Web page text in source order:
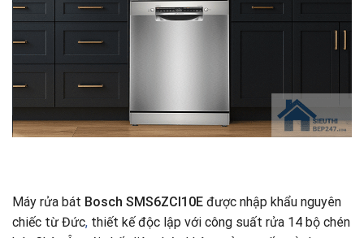
Máy rửa bát Bosch SMS6ZCI10E được nhập khẩu nguyên
chiếc từ Đức, thiết kế độc lập với công suất rửa 14 bộ chén